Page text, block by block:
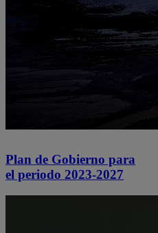
Plan de Gobierno para
el periodo 2023-2027